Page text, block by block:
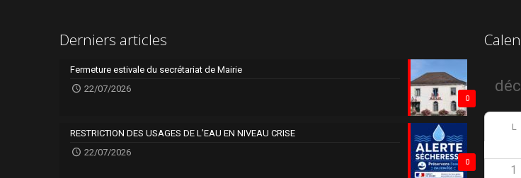
Derniers articles
0
Fermeture estivale du secrétariat de Mairie
22/07/2026
0
RESTRICTION DES USAGES DE L’EAU EN NIVEAU CRISE
22/07/2026
L
1